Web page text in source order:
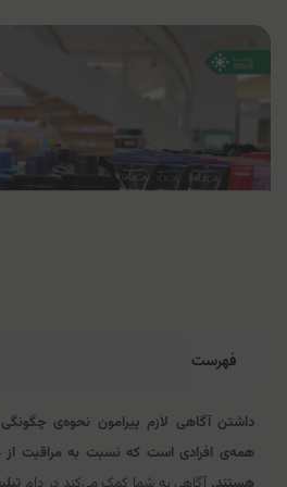
فهرست
داشتن آگاهی لازم پیرامون نحوه‌ی
همه‌ی افرادی است که نسبت به مراقبت